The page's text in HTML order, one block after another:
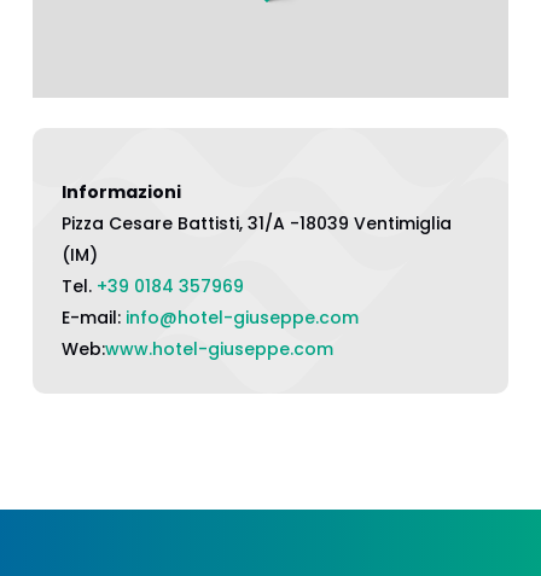
Informazioni
Pizza Cesare Battisti, 31/A -18039 Ventimiglia
(IM)
Tel. +39 0184 357969
E-mail: info@hotel-giuseppe.com
Web:www.hotel-giuseppe.com